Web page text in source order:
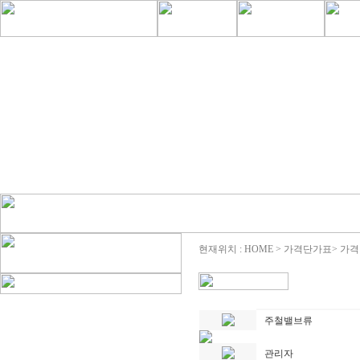
현재위치 : HOME > 가격단가표> 가
주철밸브류
관리자